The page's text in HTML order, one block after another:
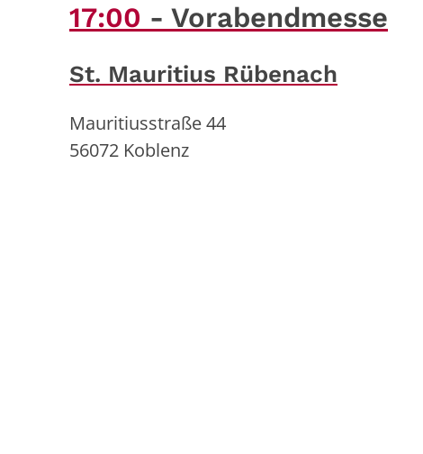
17:00 Vorabendmesse
St. Mauritius Rübenach
Mauritiusstraße 44
56072 Koblenz